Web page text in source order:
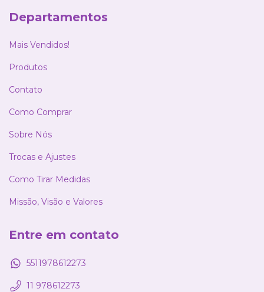
Departamentos
Mais Vendidos!
Produtos
Contato
Como Comprar
Sobre Nós
Trocas e Ajustes
Como Tirar Medidas
Missão, Visão e Valores
Entre em contato
5511978612273
11 978612273